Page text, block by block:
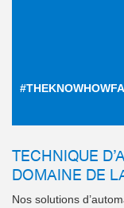
TECHNIQUE
DOMAINE DE
Nos solutions